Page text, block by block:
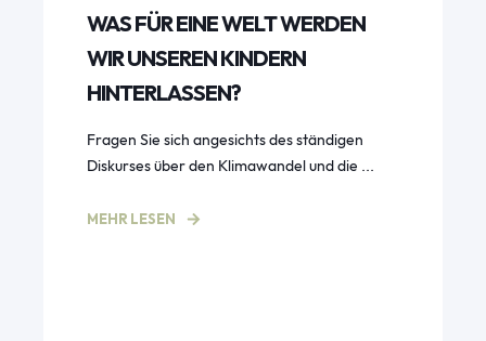
WAS FÜR EINE WELT WERDEN
WIR UNSEREN KINDERN
HINTERLASSEN?
Fragen Sie sich angesichts des ständigen
Diskurses über den Klimawandel und die ...
MEHR LESEN